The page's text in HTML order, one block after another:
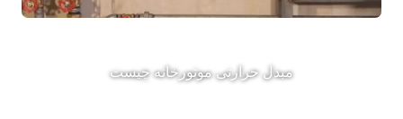
مبدل حرارتی موتورخانه چیست